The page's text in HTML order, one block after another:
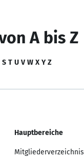
A bis Z
S T U V W X Y Z
Hauptbereiche
Mitgliederverzeichnis